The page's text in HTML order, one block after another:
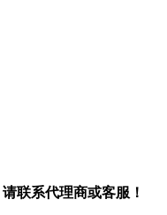
联系代理商或客服！